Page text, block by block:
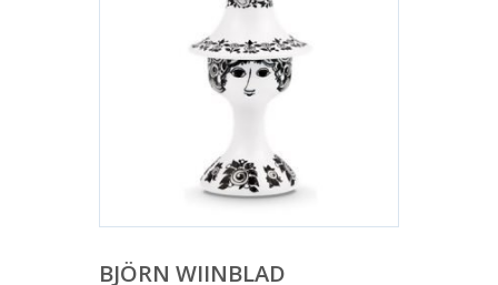
BJÖRN WIINBLAD